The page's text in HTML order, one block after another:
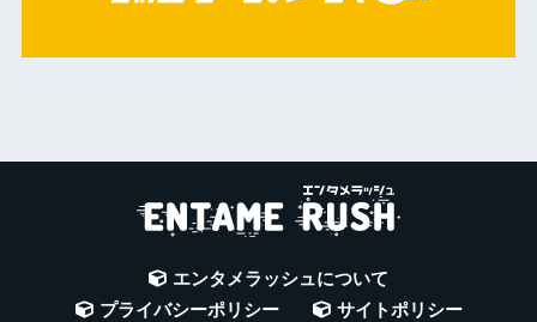
エンタメラッシュについて
プライバシーポリシー
サイトポリシー